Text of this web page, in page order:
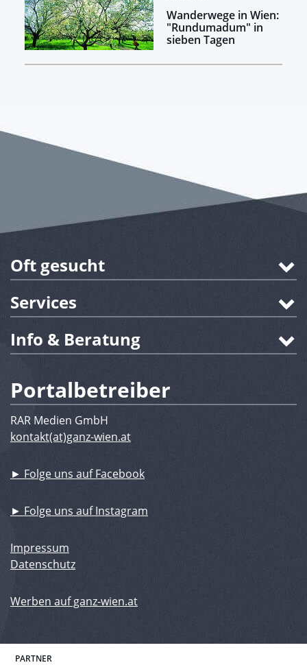
Wanderwege in Wien:
"Rundumadum" in
sieben Tagen
Oft gesucht
Services
Info & Beratung
Portalbetreiber
RAR Medien GmbH
kontakt(at)ganz-wien.at
► Folge uns auf Facebook
► Folge uns auf Instagram
Impressum
Datenschutz
Werben auf ganz-wien.at
PARTNER